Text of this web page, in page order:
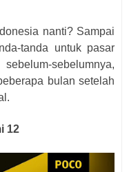
nanti? Sampai
tanda untuk pasar
sebelumnya,
bulan setelah
12